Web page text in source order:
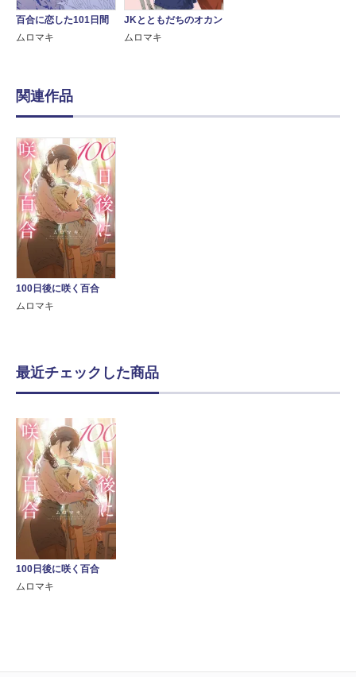
百合に恋した101日間
ムロマキ
JKとともだちのオカン
ムロマキ
関連作品
100日後に咲く百合
ムロマキ
最近チェックした商品
100日後に咲く百合
ムロマキ